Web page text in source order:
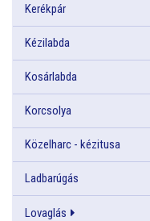
Kerékpár
Kézilabda
Kosárlabda
Korcsolya
Közelharc - kézitusa
Ladbarúgás
Lovaglás